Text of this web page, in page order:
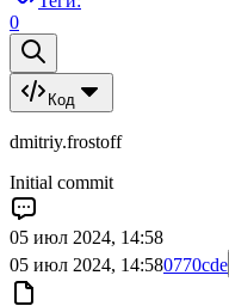
0
Код
dmitriy.frostoff
Initial commit
05 июл 2024, 14:58
05 июл 2024, 14:580770cde